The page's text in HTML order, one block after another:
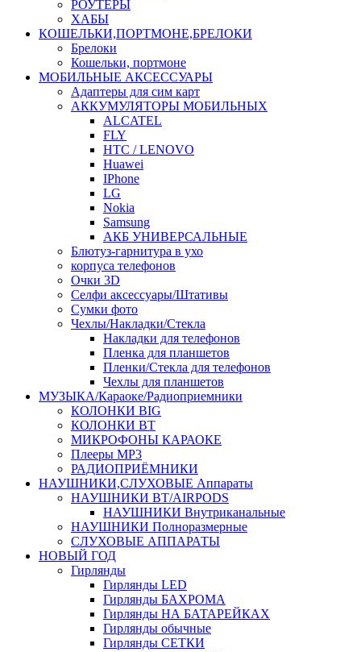
РОУТЕРЫ
ХАБЫ
КОШЕЛЬКИ,ПОРТМОНЕ,БРЕЛОКИ
Брелоки
Кошельки, портмоне
МОБИЛЬНЫЕ АКСЕССУАРЫ
Адаптеры для сим карт
АККУМУЛЯТОРЫ МОБИЛЬНЫХ
ALCATEL
FLY
HTC / LENOVO
Huawei
IPhone
LG
Nokia
Samsung
АКБ УНИВЕРСАЛЬНЫЕ
Блютуз-гарнитура в ухо
корпуса телефонов
Очки 3D
Селфи аксессуары/Штативы
Сумки фото
Чехлы/Накладки/Стекла
Накладки для телефонов
Пленка для планшетов
Пленки/Стекла для телефонов
Чехлы для планшетов
МУЗЫКА/Караоке/Радиоприемники
КОЛОНКИ BIG
КОЛОНКИ BT
МИКРОФОНЫ КАРАОКЕ
Плееры MP3
РАДИОПРИЁМНИКИ
НАУШНИКИ,СЛУХОВЫЕ Аппараты
НАУШНИКИ BT/AIRPODS
НАУШНИКИ Внутриканальные
НАУШНИКИ Полноразмерные
СЛУХОВЫЕ АППАРАТЫ
НОВЫЙ ГОД
Гирлянды
Гирлянды LED
Гирлянды БАХРОМА
Гирлянды НА БАТАРЕЙКАХ
Гирлянды обычные
Гирлянды СЕТКИ